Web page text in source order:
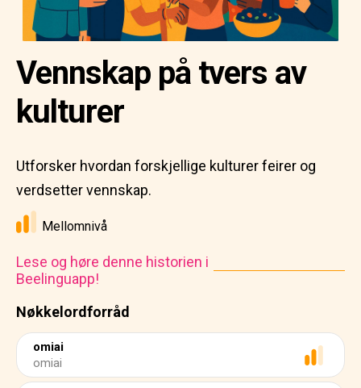
Nøkkelordforråd
omiai
omiai
Vennskap på tvers av
kulturer
Utforsker hvordan forskjellige kulturer feirer og
verdsetter vennskap.
Mellomnivå
Lese og høre denne historien i
Beelinguapp!